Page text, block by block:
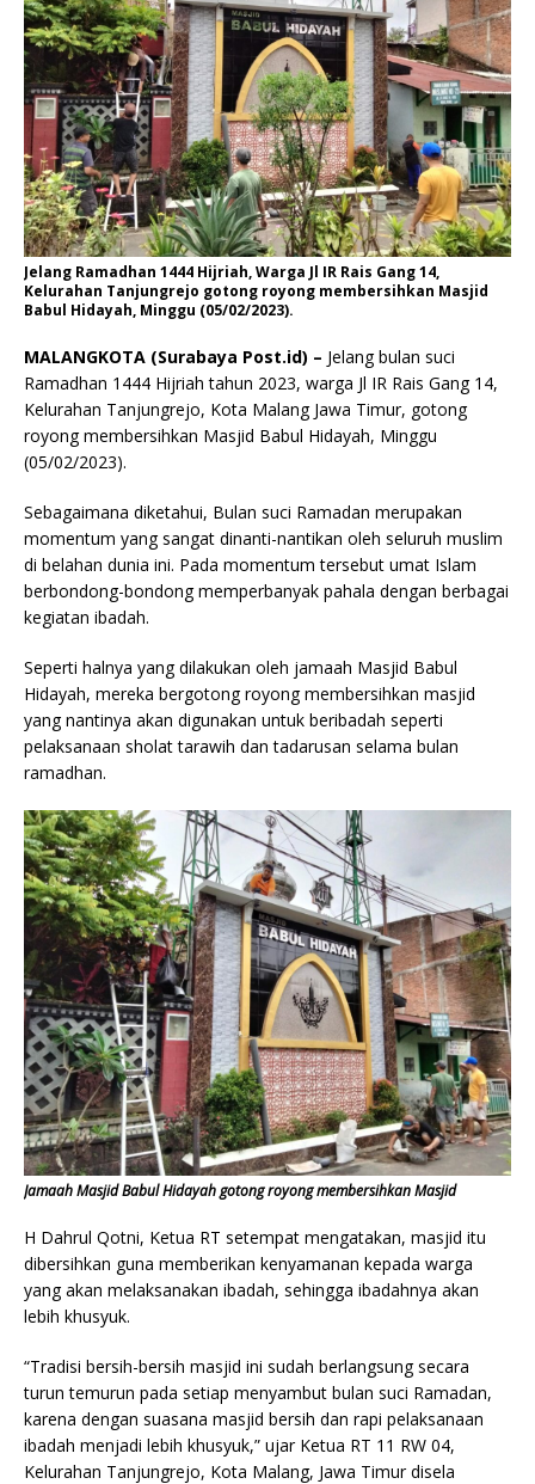
Jelang Ramadhan 1444 Hijriah, Warga Jl IR Rais Gang 14,
Kelurahan Tanjungrejo gotong royong membersihkan Masjid
Babul Hidayah, Minggu (05/02/2023).
MALANGKOTA (Surabaya Post.id) – Jelang bulan suci
Ramadhan 1444 Hijriah tahun 2023, warga Jl IR Rais Gang 14,
Kelurahan Tanjungrejo, Kota Malang Jawa Timur, gotong
royong membersihkan Masjid Babul Hidayah, Minggu
(05/02/2023).
Sebagaimana diketahui, Bulan suci Ramadan merupakan
momentum yang sangat dinanti-nantikan oleh seluruh muslim
di belahan dunia ini. Pada momentum tersebut umat Islam
berbondong-bondong memperbanyak pahala dengan berbagai
kegiatan ibadah.
Seperti halnya yang dilakukan oleh jamaah Masjid Babul
Hidayah, mereka bergotong royong membersihkan masjid
yang nantinya akan digunakan untuk beribadah seperti
pelaksanaan sholat tarawih dan tadarusan selama bulan
ramadhan.
Jamaah Masjid Babul Hidayah gotong royong membersihkan Masjid
H Dahrul Qotni, Ketua RT setempat mengatakan, masjid itu
dibersihkan guna memberikan kenyamanan kepada warga
yang akan melaksanakan ibadah, sehingga ibadahnya akan
lebih khusyuk.
“Tradisi bersih-bersih masjid ini sudah berlangsung secara
turun temurun pada setiap menyambut bulan suci Ramadan,
karena dengan suasana masjid bersih dan rapi pelaksanaan
ibadah menjadi lebih khusyuk,” ujar Ketua RT 11 RW 04,
Kelurahan Tanjungrejo, Kota Malang, Jawa Timur disela